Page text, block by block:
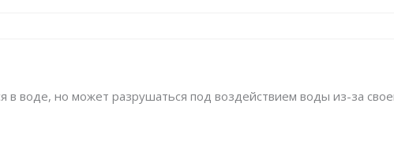
в воде, но может разрушаться под воздействием воды из-за